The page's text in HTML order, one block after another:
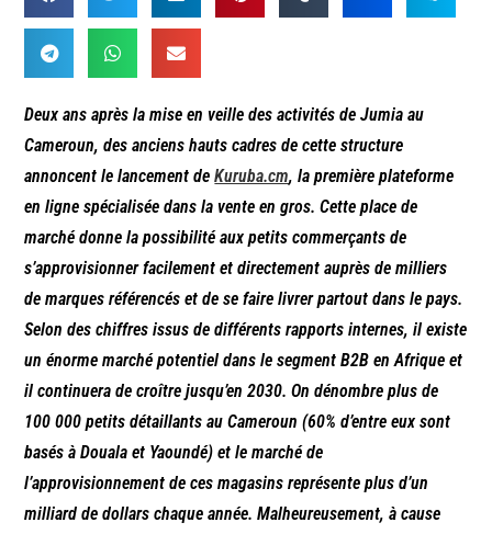
Deux ans après la mise en veille des activités de Jumia au
Cameroun, des anciens hauts cadres de cette structure
annoncent le lancement deKuruba.cm,la première plateforme
en ligne spécialisée dans la vente en gros. Cette place de
marché donne la possibilité aux petits commerçants de
s’approvisionner facilementet directementauprès de milliers
demarques référencés et de se faire livrer partout dans le pays.
Selon des chiffres issus de différents rapportsinternes, il existe
un énorme marché potentiel dans le segment B2B en Afrique et
il continuera de croître jusqu’en 2030. On dénombre plus de
100 000 petits détaillants au Cameroun (60% d’entre eux sont
basés à Douala et Yaoundé) et le marché de
l’approvisionnement de ces magasins représente plus d’un
milliard de dollars chaque année. Malheureusement,à cause